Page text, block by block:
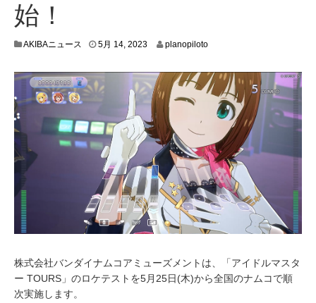
始！
AKIBAニュース 5月 14, 20235
2
0
2
3
planopiloto
株式会社バンダイナムコアミューズメントは、「アイドルマスタ
ー TOURS」のロケテストを5月25日(木)から全国のナムコで順
次実施します。